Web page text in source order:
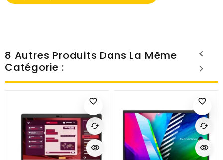
8 Autres Produits Dans La Même
Catégorie :
favorite_border
cached
visibility
favorite_border
cached
visibility